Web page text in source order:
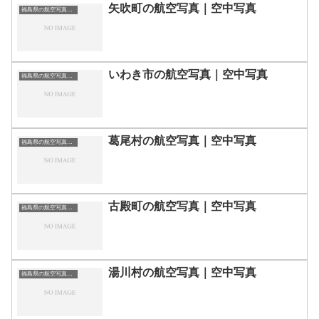
矢吹町の航空写真｜空中写真
いわき市の航空写真｜空中写真
葛尾村の航空写真｜空中写真
福島県の航空写真・空中写真 古殿町の航空写真｜空中写真
福島県の航空写真・空中写真 湯川村の航空写真｜空中写真